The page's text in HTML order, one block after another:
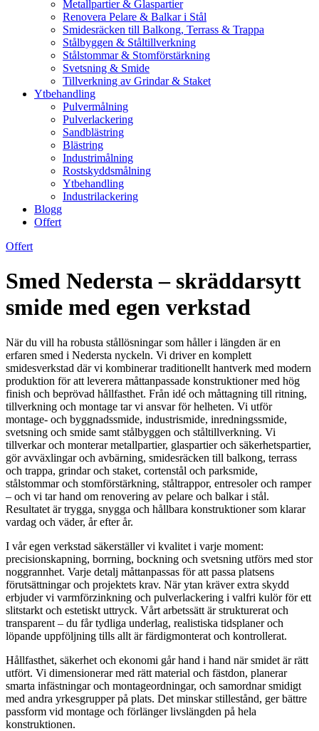
Metallpartier & Glaspartier
Renovera Pelare & Balkar i Stål
Smidesräcken till Balkong, Terrass & Trappa
Stålbyggen & Ståltillverkning
Stålstommar & Stomförstärkning
Svetsning & Smide
Tillverkning av Grindar & Staket
Ytbehandling
Pulvermålning
Pulverlackering
Sandblästring
Blästring
Industrimålning
Rostskyddsmålning
Ytbehandling
Industrilackering
Blogg
Offert
Offert
Smed Nedersta – skräddarsytt
smide med egen verkstad
När du vill ha robusta stållösningar som håller i längden är en
erfaren smed i Nedersta nyckeln. Vi driver en komplett
smidesverkstad där vi kombinerar traditionellt hantverk med modern
produktion för att leverera måttanpassade konstruktioner med hög
finish och beprövad hållfasthet. Från idé och måttagning till ritning,
tillverkning och montage tar vi ansvar för helheten. Vi utför
montage- och byggnadssmide, industrismide, inredningssmide,
svetsning och smide samt stålbyggen och ståltillverkning. Vi
tillverkar och monterar metallpartier, glaspartier och säkerhetspartier,
gör avväxlingar och avbärning, smidesräcken till balkong, terrass
och trappa, grindar och staket, cortenstål och parksmide,
stålstommar och stomförstärkning, ståltrappor, entresoler och ramper
– och vi tar hand om renovering av pelare och balkar i stål.
Resultatet är trygga, snygga och hållbara konstruktioner som klarar
vardag och väder, år efter år.
I vår egen verkstad säkerställer vi kvalitet i varje moment:
precisionskapning, borrning, bockning och svetsning utförs med stor
noggrannhet. Varje detalj måttanpassas för att passa platsens
förutsättningar och projektets krav. När ytan kräver extra skydd
erbjuder vi varmförzinkning och pulverlackering i valfri kulör för ett
slitstarkt och estetiskt uttryck. Vårt arbetssätt är strukturerat och
transparent – du får tydliga underlag, realistiska tidsplaner och
löpande uppföljning tills allt är färdigmonterat och kontrollerat.
Hållfasthet, säkerhet och ekonomi går hand i hand när smidet är rätt
utfört. Vi dimensionerar med rätt material och fästdon, planerar
smarta infästningar och montageordningar, och samordnar smidigt
med andra yrkesgrupper på plats. Det minskar stillestånd, ger bättre
passform vid montage och förlänger livslängden på hela
konstruktionen.